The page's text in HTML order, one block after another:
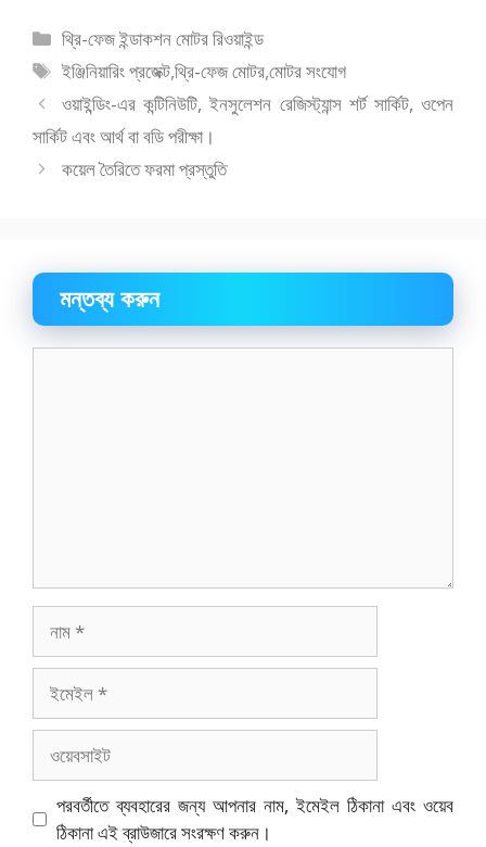
e
b
o
o
k
to
d
o
n
ai
l
ar
e
বিভাগ
সমূহ
থ্রি-ফেজ ইন্ডাকশন মোটর রিওয়াইন্ড
ট্যাগ
সমূহ
ইঞ্জিনিয়ারিং প্রজেক্ট,থ্রি-ফেজ মোটর,মোটর সংযোগ
ওয়াইন্ডিং-এর কন্টিনিউটি, ইনসুলেশন রেজিস্ট্যান্স শর্ট সার্কিট, ওপেন
সার্কিট এবং আর্থ বা বডি পরীক্ষা।
কয়েল তৈরিতে ফরমা প্রস্তুতি
মন্তব্য করুন
ইমেইল
পরবর্তীতে ব্যবহারের জন্য আপনার নাম, ইমেইল ঠিকানা এবং ওয়েব
ঠিকানা এই ব্রাউজারে সংরক্ষণ করুন।